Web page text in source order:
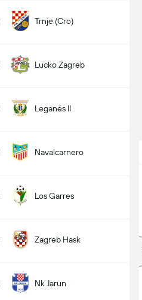
Trnje (Cro)
Lucko Zagreb
Leganés II
Navalcarnero
Los Garres
Zagreb Hask
Nk Jarun